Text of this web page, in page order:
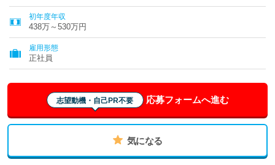
初年度年収
438万～530万円
雇用形態
正社員
志望動機・自己PR不要 応募フォームへ進む
気になる